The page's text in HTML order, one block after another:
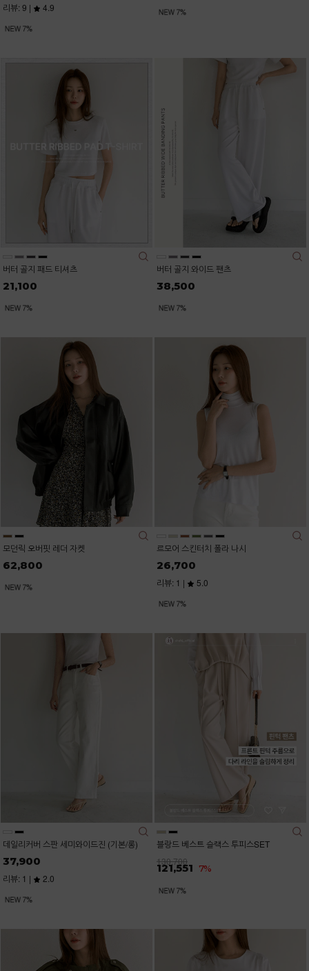
리뷰: 9 | 4.9
버터 골지 패드 티셔츠
21,100
버터 골지 와이드 팬츠
38,500
모던릭 오버핏 레더 자켓
62,800
르모어 스킨터치 폴라 나시
26,700
리뷰: 1 | 5.0
데일리커버 스판 세미와이드진 (기본/롱)
37,900
리뷰: 1 | 2.0
블랑드 베스트 슬랙스 투피스SET
130,700
121,551 7%